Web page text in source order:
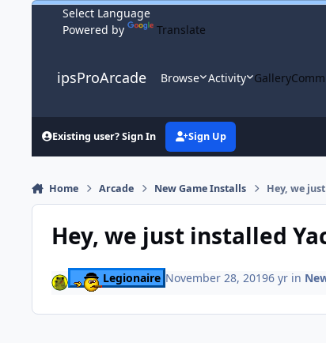
Skip to content
Powered by
Translate
ipsProArcade Browse Activity Gallery
Existing user? Sign In Sign Up
Home Arcade New Game Installs Hey, we
Hey, we just installed
Legionaire November 28, 20196 yrin